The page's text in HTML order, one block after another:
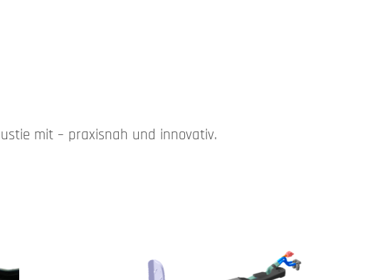
mit – praxisnah und innovativ.